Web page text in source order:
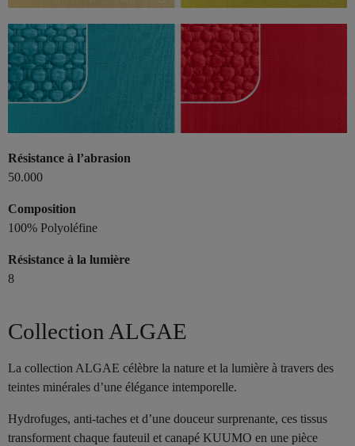
Résistance à l’abrasion
50.000
Composition
100% Polyoléfine
Résistance à la lumière
8
Collection ALGAE
La collection ALGAE célèbre la nature et la lumière à travers des
teintes minérales d’une élégance intemporelle.
Hydrofuges, anti-taches et d’une douceur surprenante, ces tissus
transforment chaque fauteuil et canapé KUUMO en une pièce